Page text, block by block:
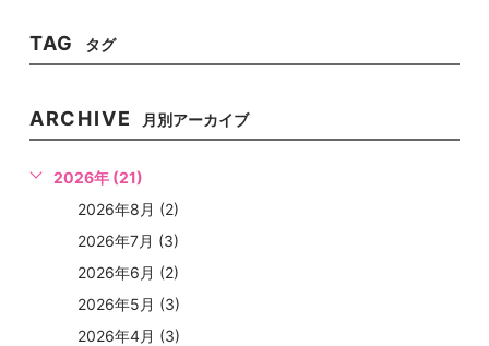
TAG タグ
ARCHIVE 月別アーカイブ
2026年 (21)
2026年8月 (2)
2026年7月 (3)
2026年6月 (2)
2026年5月 (3)
2026年4月 (3)